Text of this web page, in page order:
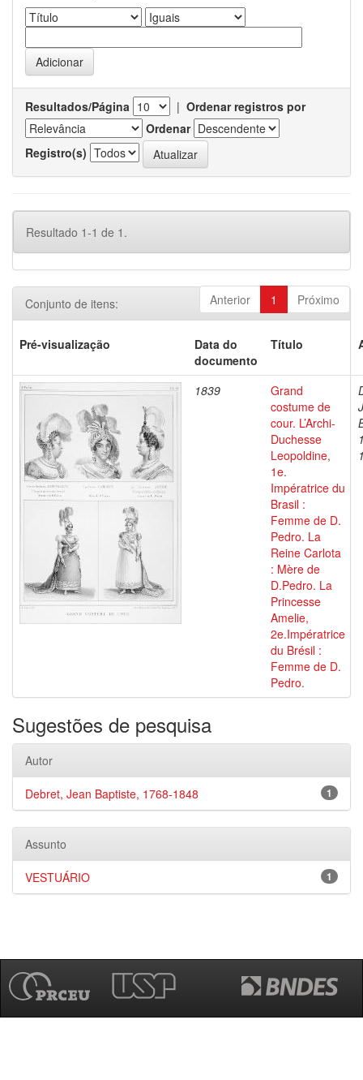
Resultados/Página | Ordenar registros por
Ordenar
Registro(s)
Resultado 1-1 de 1.
Anterior 1 Próximo
Conjunto de itens:
Pré-visualização
Data do
documento
Título
1839
Grand
costume de
cour. L’Archi-
Duchesse
Leopoldine,
1e.
Impératrice du
Brasil :
Femme de D.
Pedro. La
Reine Carlota
: Mère de
D.Pedro. La
Princesse
Amelie,
2e.Impératrice
du Brésil :
Femme de D.
Pedro.
Sugestões de pesquisa
Autor
1
Debret, Jean Baptiste, 1768-1848
Assunto
1
VESTUÁRIO